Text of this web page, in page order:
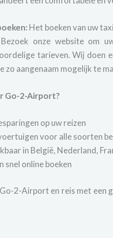
Het boeken van uw
onze website om
tarieven. Wij doen
zo aangenaam mogelijk te
Go-2-Airport?
op uw reizen
voor alle soorten
in België, Nederland,
snel online boeken
2-Airport en reis met een